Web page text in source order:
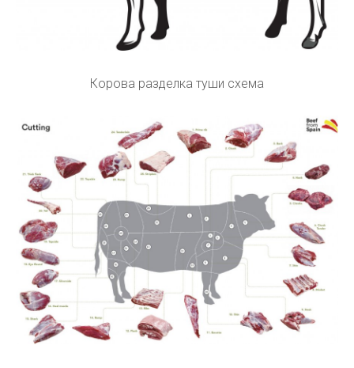
Корова разделка туши схема